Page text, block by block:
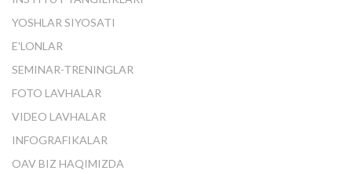
YOSHLAR SIYOSATI
E'LONLAR
SEMINAR-TRENINGLAR
FOTO LAVHALAR
VIDEO LAVHALAR
INFOGRAFIKALAR
OAV BIZ HAQIMIZDA